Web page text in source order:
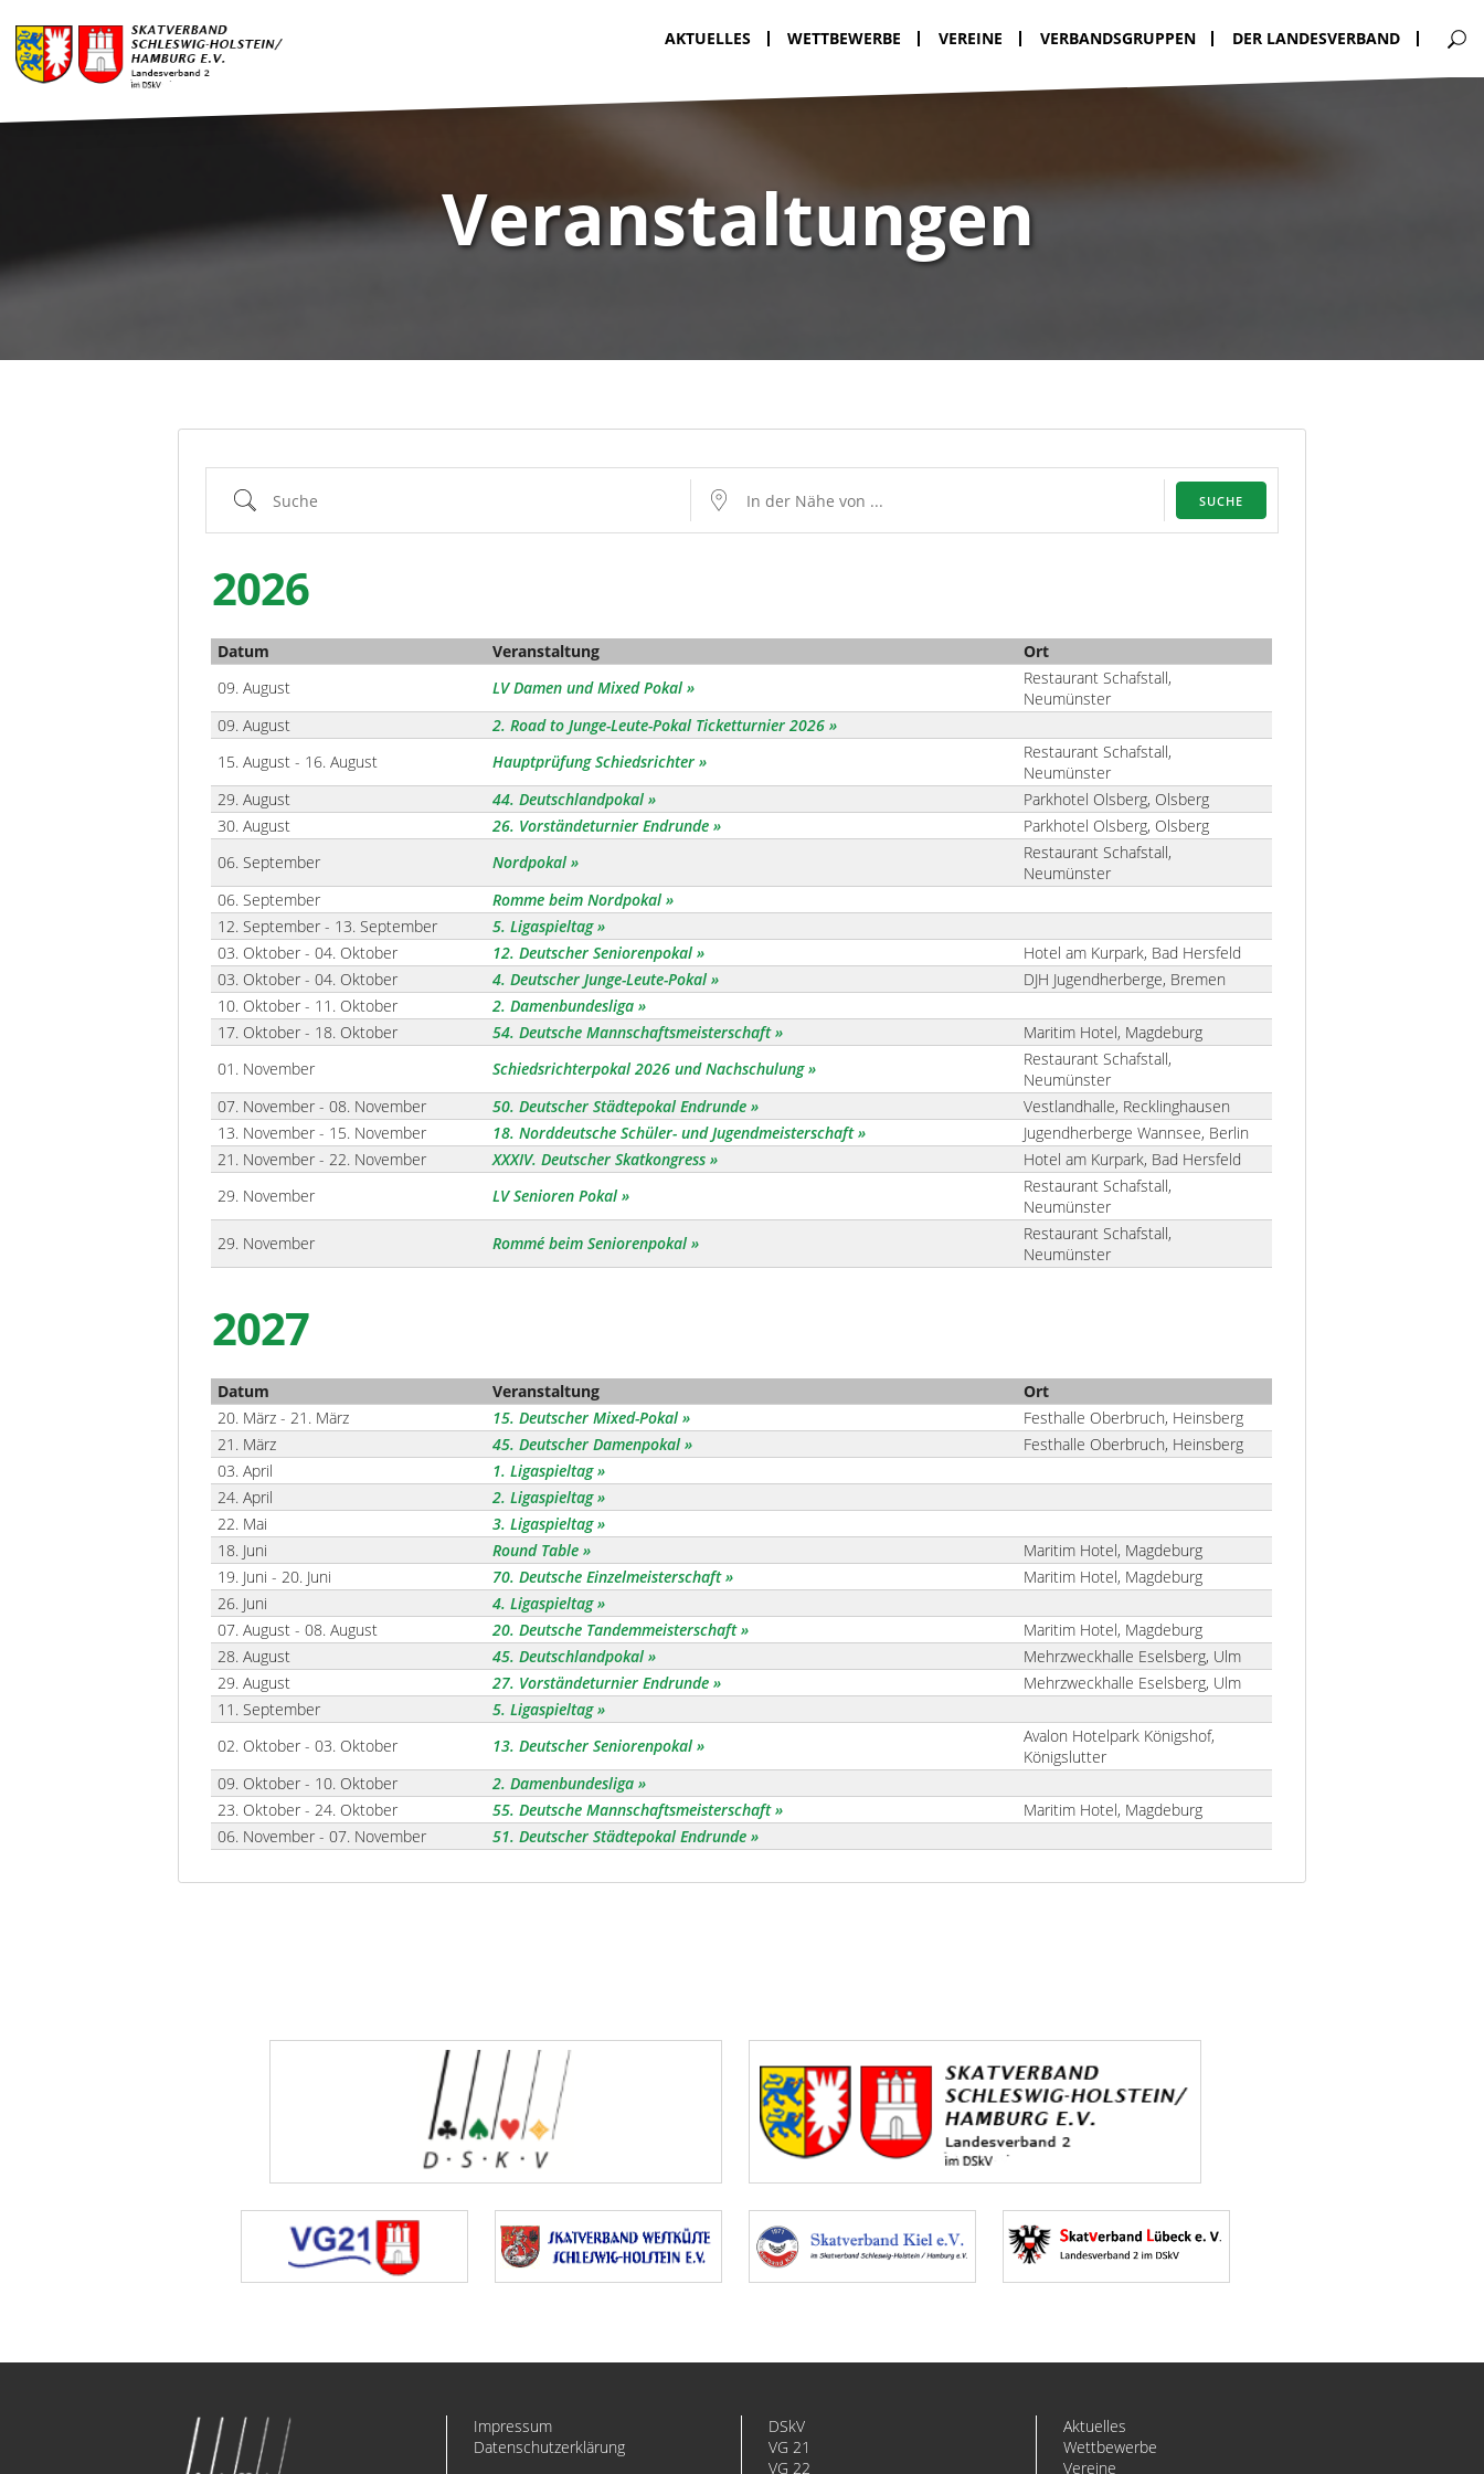
Veranstaltungen
Suche In der Nähe von ...
SUCHE
2026
Datum Veranstaltung
Ort
09. August
LV Damen und Mixed Pokal
Restaurant Schafstall,
Neumünster
09. August
2. Road to Junge-Leute-Pokal Ticketturnier 2026
15. August - 16. August
Hauptprüfung Schiedsrichter
Restaurant Schafstall,
Neumünster
29. August
44. Deutschlandpokal
Parkhotel Olsberg, Olsberg
30. August
26. Vorständeturnier Endrunde
Parkhotel Olsberg, Olsberg
06. September
Nordpokal
Restaurant Schafstall,
Neumünster
06. September
Romme beim Nordpokal
12. September - 13. September
5. Ligaspieltag
03. Oktober - 04. Oktober
12. Deutscher Seniorenpokal
Hotel am Kurpark, Bad Hersfeld
03. Oktober - 04. Oktober
4. Deutscher Junge-Leute-Pokal
DJH Jugendherberge, Bremen
10. Oktober - 11. Oktober
2. Damenbundesliga
17. Oktober - 18. Oktober
54. Deutsche Mannschaftsmeisterschaft
Maritim Hotel, Magdeburg
01. November
Schiedsrichterpokal 2026 und Nachschulung
Restaurant Schafstall,
Neumünster
07. November - 08. November
50. Deutscher Städtepokal Endrunde
Vestlandhalle, Recklinghausen
13. November - 15. November
18. Norddeutsche Schüler- und Jugendmeisterschaft
Jugendherberge Wannsee, Berlin
21. November - 22. November
XXXIV. Deutscher Skatkongress
Hotel am Kurpark, Bad Hersfeld
29. November
LV Senioren Pokal
Restaurant Schafstall,
Neumünster
29. November
Rommé beim Seniorenpokal
Restaurant Schafstall,
Neumünster
2027
Datum Veranstaltung
Ort
20. März - 21. März
15. Deutscher Mixed-Pokal
Festhalle Oberbruch, Heinsberg
21. März
45. Deutscher Damenpokal
Festhalle Oberbruch, Heinsberg
03. April
1. Ligaspieltag
24. April
2. Ligaspieltag
22. Mai
3. Ligaspieltag
18. Juni
Round Table
Maritim Hotel, Magdeburg
19. Juni - 20. Juni
70. Deutsche Einzelmeisterschaft
Maritim Hotel, Magdeburg
26. Juni
4. Ligaspieltag
07. August - 08. August
20. Deutsche Tandemmeisterschaft
Maritim Hotel, Magdeburg
28. August
45. Deutschlandpokal
Mehrzweckhalle Eselsberg, Ulm
29. August
27. Vorständeturnier Endrunde
Mehrzweckhalle Eselsberg, Ulm
11. September
5. Ligaspieltag
02. Oktober - 03. Oktober
13. Deutscher Seniorenpokal
Avalon Hotelpark Königshof,
Königslutter
09. Oktober - 10. Oktober
2. Damenbundesliga
23. Oktober - 24. Oktober
55. Deutsche Mannschaftsmeisterschaft
Maritim Hotel, Magdeburg
06. November - 07. November
51. Deutscher Städtepokal Endrunde
Impressum
Datenschutzerklärung
DSkV
VG 21
VG 22
Aktuelles
Wettbewerbe
Vereine
AKTUELLES WETTBEWERBE VEREINE VERBANDSGRUPPEN DER LANDESVERBAND